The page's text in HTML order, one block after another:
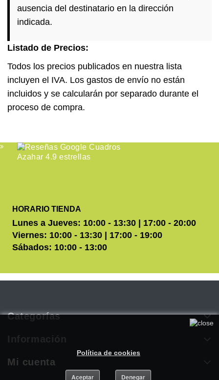
ausencia del destinatario en la dirección
indicada.
Listado de Precios:
Todos los precios publicados en nuestra lista
incluyen el IVA. Los gastos de envío no están
incluidos y se calcularán por separado durante el
proceso de compra.
HORARIO TIENDA
Lunes a Jueves: 10:00 - 13:30 | 17:00 - 20:00
Viernes: 10:00 - 13:30 | 17:00 - 19:00
Sábados: 10:00 - 13:00
Categorías
Información
Mi cuenta
Utilizamos cookies propias y de terceros para mejorar
nuestros servicios. Si continúa navegando, consideramos que
acepta su uso. Puede obtener más información en nuestra
Política de cookies
Aceptar Denegar